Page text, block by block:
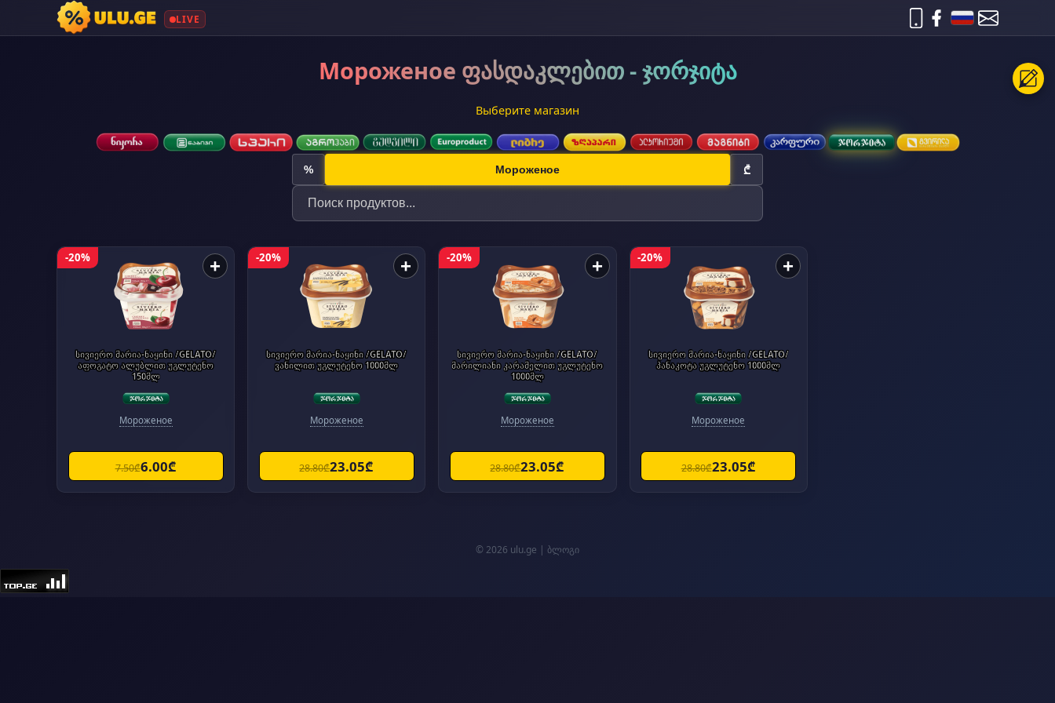
LIVE
Мороженое ფასდაკლებით - ჯორჯიტა
Выберите магазин
% Мороженое ₾
-20% +
სივიერო მარია-ნაყინი /GELATO/
აფოგატო ალუბლით უგლუტენო
150მლ
Мороженое
7.50₾6.00₾
-20% +
სივიერო მარია-ნაყინი /GELATO/
ვანილით უგლუტენო 1000მლ
Мороженое
28.80₾23.05₾
-20% +
სივიერო მარია-ნაყინი /GELATO/
მარილიანი კარამელით უგლუტენო
1000მლ
Мороженое
28.80₾23.05₾
-20% +
სივიერო მარია-ნაყინი /GELATO/
პანაკოტა უგლუტენო 1000მლ
Мороженое
28.80₾23.05₾
© 2026 ulu.ge | ბლოგი